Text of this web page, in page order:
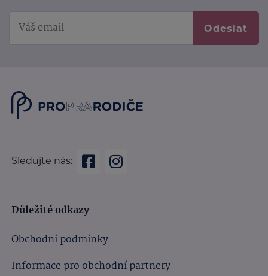
Odeslat
Sledujte nás:
Důležité odkazy
Obchodní podmínky
Informace pro obchodní partnery